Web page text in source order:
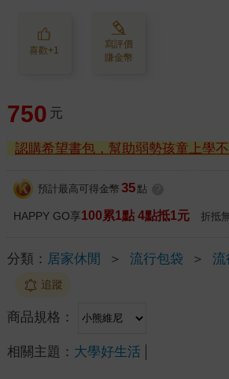
喜歡+1
寫評價
賺金幣
750 元
認購希望書包，幫助弱勢孩童上學不
預計最高可得金幣 35 點
HAPPY GO享100累1點 4點抵1元 折抵
分類： 居家休閒 ＞ 流行包袋 ＞ 流
追蹤
商品規格：
相關主題： 大學好生活